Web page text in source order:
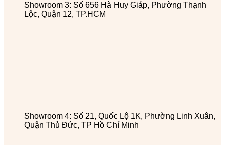
Showroom 3: Số 656 Hà Huy Giáp, Phường Thạnh
Lộc, Quận 12, TP.HCM
Showroom 4: Số 21, Quốc Lộ 1K, Phường Linh Xuân,
Quận Thủ Đức, TP Hồ Chí Minh